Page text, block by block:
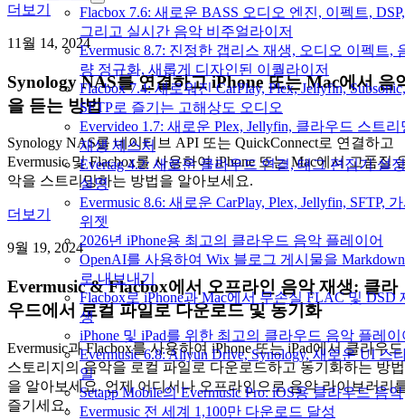
Flacbox 7.6: 새로운 BASS 오디오 엔진, 이펙트, DSP,
그리고 실시간 음악 비주얼라이저
Evermusic 8.7: 진정한 갭리스 재생, 오디오 이펙트,
량 정규화, 새롭게 디자인된 이퀄라이저
Flacbox 7.4: 새로워진 CarPlay, Plex, Jellyfin, Subsonic,
SFTP로 즐기는 고해상도 오디오
Evervideo 1.7: 새로운 Plex, Jellyfin, 클라우드 스트리
재생 제스처
Evertag 4.2: 새로운 클라우드 연결, 태그 편집기 설정
설명
Evermusic 8.6: 새로운 CarPlay, Plex, Jellyfin, SFTP,
위젯
2026년 iPhone용 최고의 클라우드 음악 플레이어
OpenAI를 사용하여 Wix 블로그 게시물을
로 내보내기
Flacbox로 iPhone과 Mac에서 무손실 FLAC 및 DSD
생
iPhone 및 iPad를 위한 최고의 클라우드 음악 플레이
Evermusic 6.8: Aliyun Drive, Synology, 새로운 UI 스
일
Setapp Mobile의 Evermusic Pro: iOS용 클라우드 음악
Evermusic 전 세계 1,100만 다운로드 달성
더보기
11월 14, 2024
Synology NAS를 연결하고 iPhone 또는 Mac에서 음
을 듣는 방법
Synology NAS를 네이티브 API 또는 QuickConnect로 연결하고
Evermusic 및 Flacbox를 사용하여 iPhone 또는 Mac에서 고품질
악을 스트리밍하는 방법을 알아보세요.
더보기
9월 19, 2024
Evermusic & Flacbox에서 오프라인 음악 재생: 클라
우드에서 로컬 파일로 다운로드 및 동기화
Evermusic과 Flacbox를 사용하여 iPhone 또는 iPad에서 클라우드
스토리지의 음악을 로컬 파일로 다운로드하고 동기화하는 방법
을 알아보세요. 언제 어디서나 오프라인으로 음악 라이브러리
즐기세요.